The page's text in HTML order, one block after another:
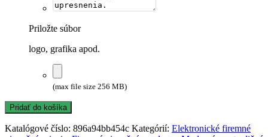
Priložte súbor
logo, grafika apod.
(max file size 256 MB)
Pridať do košíka
Katalógové číslo: 896a94bb454c Kategórií: Elektronické firemné